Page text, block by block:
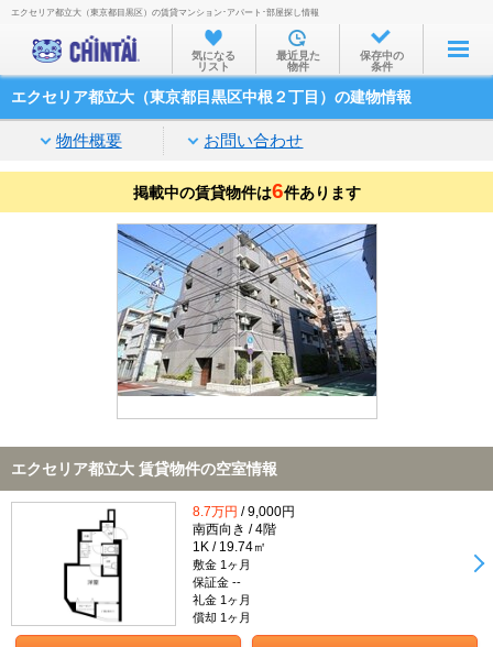
お部屋を探す
沿線・駅から
家賃相場から
通勤通学時間から
物件特集から
不動産会社から
TOP
エクセリア都立大（東京都目黒区）の賃貸マンション･アパート･部屋探し情報
気になる
リスト
最近見た
物件
保存中の
条件
エクセリア都立大（東京都目黒区中根２丁目）の建物情報
物件概要 お問い合わせ
掲載中の賃貸物件は6件あります
エクセリア都立大 賃貸物件の空室情報
8.7万円 / 9,000円
南西向き / 4階
1K / 19.74㎡
敷金 1ヶ月
保証金 --
礼金 1ヶ月
償却 1ヶ月